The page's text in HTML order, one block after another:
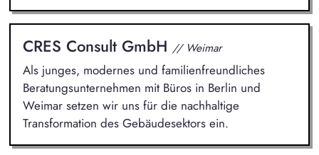
CRES Consult GmbH // Weimar
Als junges, modernes und familienfreundliches
Beratungsunternehmen mit Büros in Berlin und
Weimar setzen wir uns für die nachhaltige
Transformation des Gebäudesektors ein.